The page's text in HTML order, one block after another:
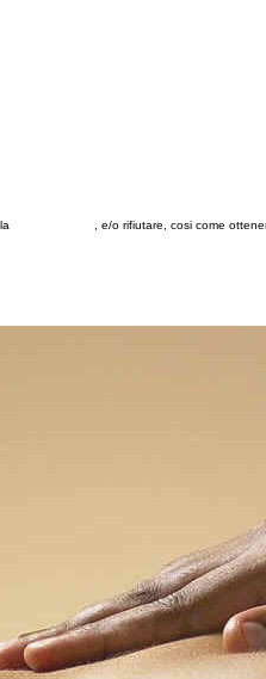
, e/o rifiutare, cosi come